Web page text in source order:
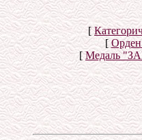
[
[
[Медаль